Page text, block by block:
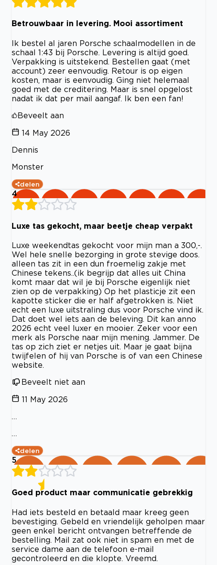
Betrouwbaar in levering. Mooi assortiment
Ik bestel al jaren Porsche schaalmodellen in de
schaal 1:43 bij Porsche. Levering is altijd goed.
Verpakking is uitstekend. Bestellen gaat (met
account) zeer eenvoudig. Retour is op eigen
kosten, maar is eenvoudig. Ging niet helemaal
goed met de creditering. Maar is snel opgelost
nadat ik dat per mail aangaf. Ik ben een fan!
Beveelt aan
14 May 2026
Dennis
Monster
delen
4
Luxe tas gekocht, maar beetje cheap verpakt
Luxe weekendtas gekocht voor mijn man a 300,-.
Wel hele snelle bezorging in grote stevige doos.
alleen tas zit in een dun froemelig zakje met
Chinese tekens..(ik begrijp dat alles uit China
komt maar dat wil je bij Porsche eigenlijk niet
zien op de verpakking) Op het plasticje zit een
kapotte sticker die er half afgetrokken is. Niet
echt een luxe uitstraling dus voor Porsche vind ik.
Dat doet wel iets aan de beleving. Dit kan anno
2026 echt veel luxer en mooier. Zeker voor een
merk als Porsche naar mijn mening. Jammer. De
tas op zich ziet er netjes uit. Maar je gaat bijna
twijfelen of hij van Porsche is of van een Chinese
website.
Beveelt niet aan
11 May 2026
…
…
delen
5
Goed product maar communicatie gebrekkig
Had iets besteld en betaald maar kreeg geen
bevestiging. Gebeld en vriendelijk geholpen maar
geen enkel bericht ontvangen betreffende de
bestelling. Mail zat ook niet in spam en met de
service dame aan de telefoon e-mail
gecontroleerd en die klopte. Vreemd.